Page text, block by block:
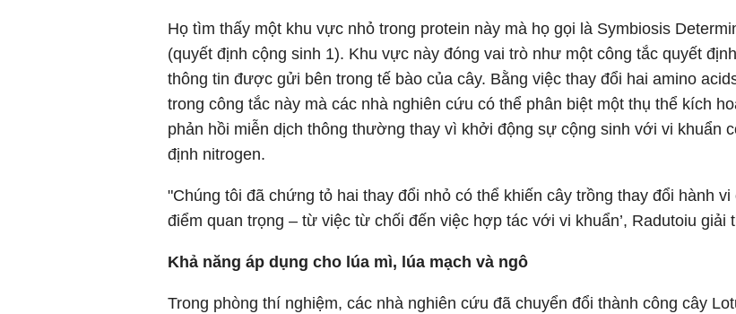
Họ tìm thấy một khu vực nhỏ trong protein này mà họ gọi là Symbiosis
(quyết định cộng sinh 1). Khu vực này đóng vai trò như một công tắc quyết định
thông tin được gửi bên trong tế bào của cây. Bằng việc thay đổi hai amino
trong công tắc này mà các nhà nghiên cứu có thể phân biệt một thụ thể kích
phản hồi miễn dịch thông thường thay vì khởi động sự cộng sinh với vi khuẩn
định nitrogen.
"Chúng tôi đã chứng tỏ hai thay đổi nhỏ có thể khiến cây trồng thay đổi hành vi
điểm quan trọng – từ việc từ chối đến việc hợp tác với vi khuẩn’, Radutoiu giải
Khả năng áp dụng cho lúa mì, lúa mạch và ngô
Trong phòng thí nghiệm, các nhà nghiên cứu đã chuyển đổi thành công cây